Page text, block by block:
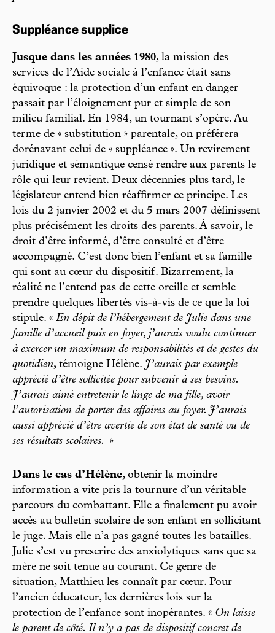
Suppléance supplice
Jusque dans les années 1980, la mission des
services de l’Aide sociale à l’enfance était sans
équivoque : la protection d’un enfant en danger
passait par l’éloignement pur et simple de son
milieu familial. En 1984, un tournant s’opère. Au
terme de « substitution » parentale, on préférera
dorénavant celui de « suppléance ». Un revirement
juridique et sémantique censé rendre aux parents le
rôle qui leur revient. Deux décennies plus tard, le
législateur entend bien réaffirmer ce principe. Les
lois du 2 janvier 2002 et du 5 mars 2007 définissent
plus précisément les droits des parents. À savoir, le
droit d’être informé, d’être consulté et d’être
accompagné. C’est donc bien l’enfant et sa famille
qui sont au cœur du dispositif. Bizarrement, la
réalité ne l’entend pas de cette oreille et semble
prendre quelques libertés vis-à-vis de ce que la loi
stipule. « En dépit de l’hébergement de Julie dans une
famille d’accueil puis en foyer, j’aurais voulu continuer
à exercer un maximum de responsabilités et de gestes du
quotidien, témoigne Hélène. J’aurais par exemple
apprécié d’être sollicitée pour subvenir à ses besoins.
J’aurais aimé entretenir le linge de ma fille, avoir
l’autorisation de porter des affaires au foyer. J’aurais
aussi apprécié d’être avertie de son état de santé ou de
ses résultats scolaires.
»
Dans le cas d’Hélène, obtenir la moindre
information a vite pris la tournure d’un véritable
parcours du combattant. Elle a finalement pu avoir
accès au bulletin scolaire de son enfant en sollicitant
le juge. Mais elle n’a pas gagné toutes les batailles.
Julie s’est vu prescrire des anxiolytiques sans que sa
mère ne soit tenue au courant. Ce genre de
situation, Matthieu les connaît par cœur. Pour
l’ancien éducateur, les dernières lois sur la
protection de l’enfance sont inopérantes. « On laisse
le parent de côté. Il n’y a pas de dispositif concret de